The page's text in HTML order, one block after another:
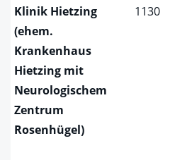
Klinik Hietzing
(ehem.
Krankenhaus
Hietzing mit
Neurologischem
Zentrum
Rosenhügel)
1130